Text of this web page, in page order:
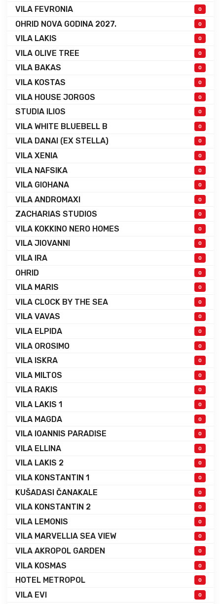
VILA FEVRONIA 0
OHRID NOVA GODINA 2027. 0
VILA LAKIS 0
VILA OLIVE TREE 0
VILA BAKAS 0
VILA KOSTAS 0
VILA HOUSE JORGOS 0
STUDIA ILIOS 0
VILA WHITE BLUEBELL B 0
VILA DANAI (EX STELLA) 0
VILA XENIA 0
VILA NAFSIKA 0
VILA GIOHANA 0
VILA ANDROMAXI 0
ZACHARIAS STUDIOS 0
VILA KOKKINO NERO HOMES 0
VILA JIOVANNI 0
VILA IRA 0
OHRID 0
VILA MARIS 0
VILA CLOCK BY THE SEA 0
VILA VAVAS 0
VILA ELPIDA 0
VILA OROSIMO 0
VILA ISKRA 0
VILA MILTOS 0
VILA RAKIS 0
VILA LAKIS 1 0
VILA MAGDA 0
VILA IOANNIS PARADISE 0
VILA ELLINA 0
VILA LAKIS 2 0
VILA KONSTANTIN 1 0
KUŠADASI ČANAKALE 0
VILA KONSTANTIN 2 0
VILA LEMONIS 0
VILA MARVELLIA SEA VIEW 0
VILA AKROPOL GARDEN 0
VILA KOSMAS 0
HOTEL METROPOL 0
VILA EVI 0